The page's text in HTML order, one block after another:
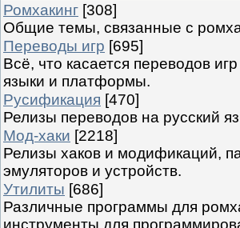
Ромхакинг [308]
Общие темы, связанные с
Переводы игр [695]
Всё, что касается переводов
языки и платформы.
Русификация [470]
Релизы переводов на русский
Мод-хаки [2218]
Релизы хаков и модификаций,
эмуляторов и устройств.
Утилиты [686]
Различные программы для
инструменты для